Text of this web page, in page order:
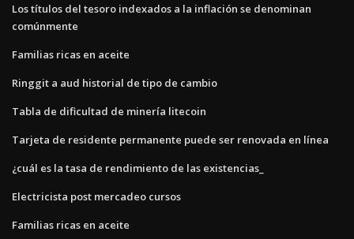
Los títulos del tesoro indexados a la inflación se denominan
comúnmente
Familias ricas en aceite
Ringgit a aud historial de tipo de cambio
Tabla de dificultad de minería litecoin
Tarjeta de residente permanente puede ser renovada en línea
¿cuál es la tasa de rendimiento de las existencias_
Electricista post mercadeo cursos
Familias ricas en aceite